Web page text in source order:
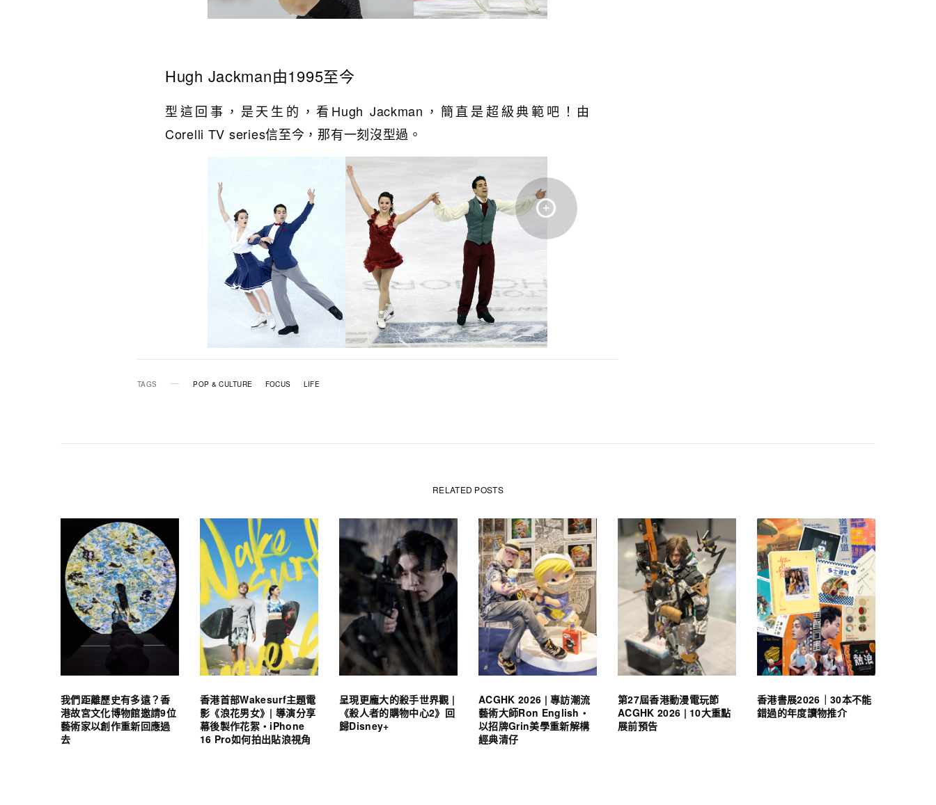
Hugh Jackman由1995至今
型這回事，是天生的，看Hugh Jackman，簡直是超級典範吧！由
Corelli TV series信至今，那有一刻沒型過。
TAGS POP & CULTURE FOCUS LIFE
RELATED POSTS
我們距離歷史有多遠？香
港故宮文化博物館邀請9位
藝術家以創作重新回應過
去
香港首部Wakesurf主題電
影《浪花男女》| 導演分享
幕後製作花絮・iPhone
16 Pro如何拍出貼浪視角
呈現更龐大的殺手世界觀 |
《殺人者的購物中心2》回
歸Disney+
ACGHK 2026 | 專訪潮流
藝術大師Ron English・
以招牌Grin美學重新解構
經典清仔
第27屆香港動漫電玩節
ACGHK 2026 | 10大重點
展前預告
香港書展2026｜30本不能
錯過的年度讀物推介